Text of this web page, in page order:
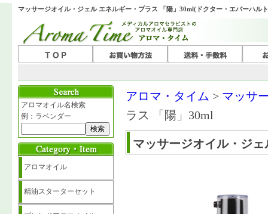
マッサージオイル・ジェル エネルギー・プラス 「陽」30ml(ドクター・エバーハル
アロマオイル名検索
例：ラベンダー
アロマオイル
精油スターターセット
アロマ・タイム > マッサ
ラス 「陽」30ml
マッサージオイル・ジェ